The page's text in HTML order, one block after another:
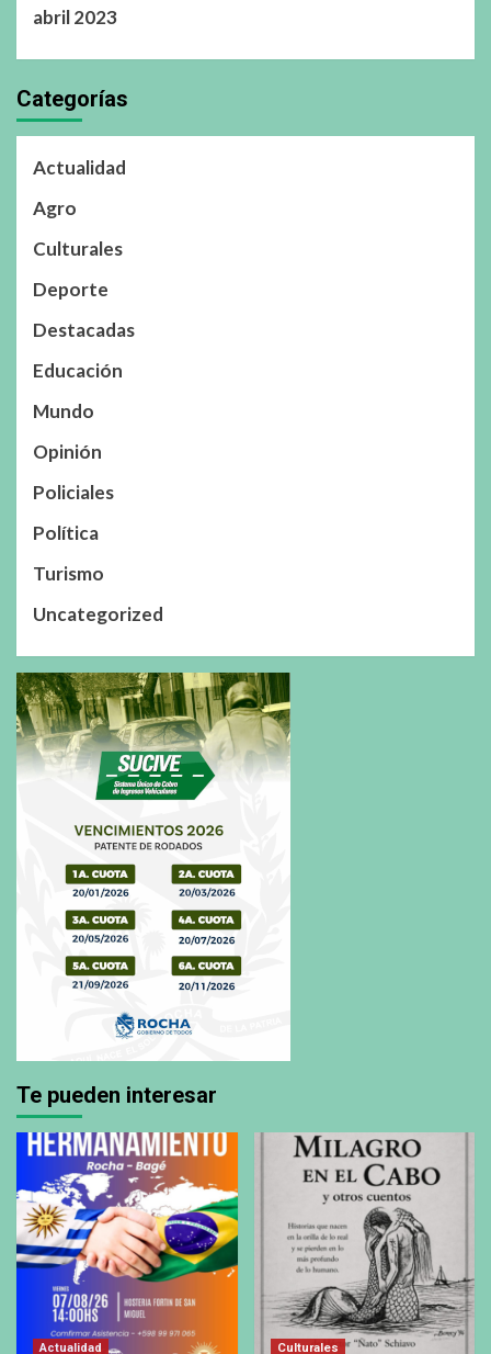
abril 2023
Categorías
Actualidad
Agro
Culturales
Deporte
Destacadas
Educación
Mundo
Opinión
Policiales
Política
Turismo
Uncategorized
Te pueden interesar
Actualidad Culturales